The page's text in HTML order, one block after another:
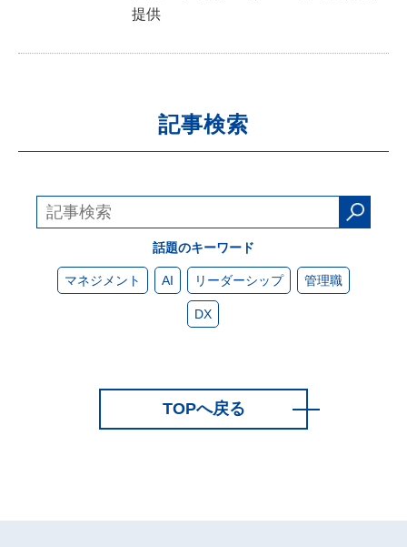
提供
記事検索
話題のキーワード
マネジメント AI リーダーシップ 管理職
DX
TOPへ戻る